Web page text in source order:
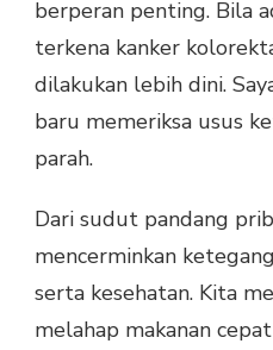
berperan penting. Bila
terkena kanker
dilakukan lebih dini.
baru memeriksa usus
parah.
Dari sudut pandang
mencerminkan
serta kesehatan. Kita
melahap makanan